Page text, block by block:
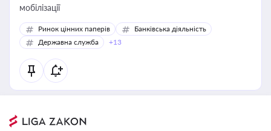
мобілізації
Ринок цінних паперів
Банківська діяльність
Державна служба
+13